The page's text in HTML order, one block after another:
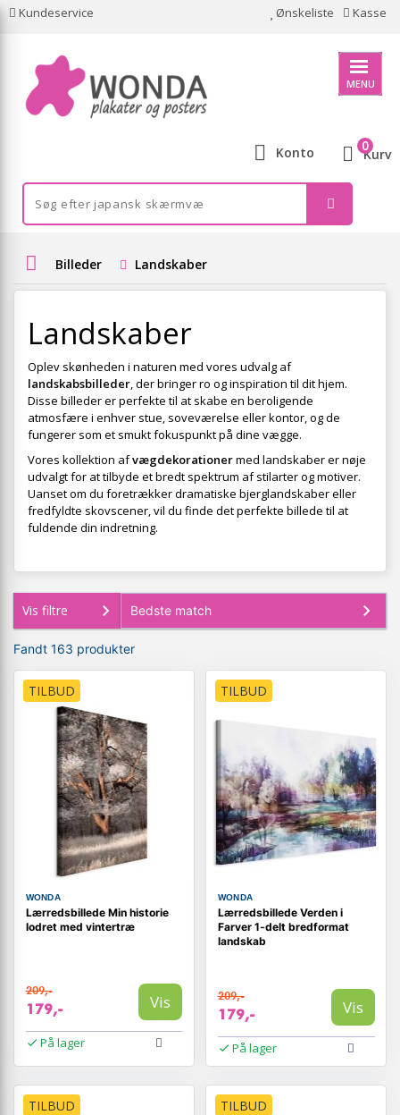
Kundeservice Ønskeliste Kasse
MENU
Konto Kurv
0
Billeder Landskaber
Landskaber
Oplev skønheden i naturen med vores udvalg af
landskabsbilleder, der bringer ro og inspiration til dit hjem.
Disse billeder er perfekte til at skabe en beroligende
atmosfære i enhver stue, soveværelse eller kontor, og de
fungerer som et smukt fokuspunkt på dine vægge.
Vores kollektion afvægdekorationermed landskaber er nøje
udvalgt for at tilbyde et bredt spektrum af stilarter og motiver.
Uanset om du foretrækker dramatiske bjerglandskaber eller
fredfyldte skovscener, vil du finde det perfekte billede til at
fuldende din indretning.
Vis filtre
Fandt 163 produkter
TILBUD
WONDA
Lærredsbillede Min historie
lodret med vintertræ
209,-
179,- Vis
På lager
TILBUD
WONDA
Lærredsbillede Verden i
Farver 1-delt bredformat
landskab
209,-
179,- Vis
På lager
TILBUD TILBUD